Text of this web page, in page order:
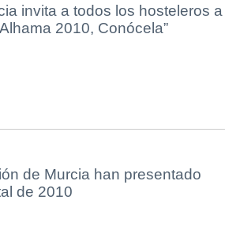
invita a todos los hosteleros a
2010, Conócela”
de Murcia han presentado
de 2010